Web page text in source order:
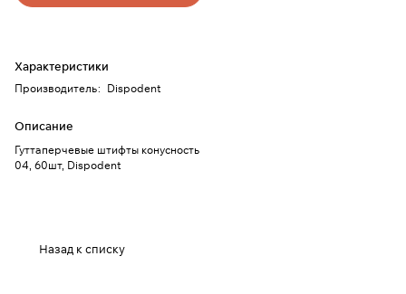
Характеристики
Производитель: Dispodent
Описание
Гуттаперчевые штифты конусность
04, 60шт, Dispodent
Назад к списку